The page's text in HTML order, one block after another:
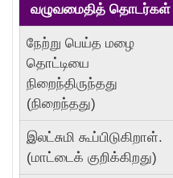
வழுவமைதித் தொடர்கள்
நேற்று பெய்த மழை
தொட்டியை
நிறைந்திருந்தது
(நிறைந்தது)
இலட்சுமி கூப்பிடுகிறாள்.
(மாட்டைக் குறிக்கிறது)